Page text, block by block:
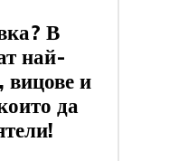
В
най-
вицове и
да